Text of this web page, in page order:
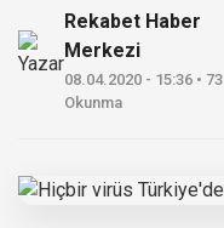
Rekabet Haber
Merkezi
08.04.2020 - 15:36 • 73
Okunma